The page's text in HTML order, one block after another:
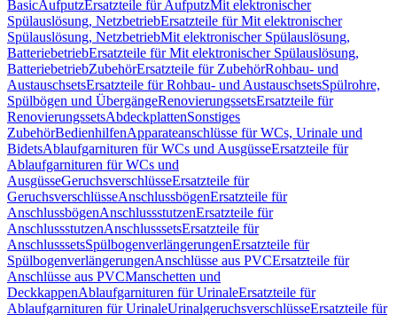
BasicAufputzErsatzteile für AufputzMit elektronischer
Spülauslösung, NetzbetriebErsatzteile für Mit elektronischer
Spülauslösung, NetzbetriebMit elektronischer Spülauslösung,
BatteriebetriebErsatzteile für Mit elektronischer Spülauslösung,
BatteriebetriebZubehörErsatzteile für ZubehörRohbau- und
AustauschsetsErsatzteile für Rohbau- und AustauschsetsSpülrohre,
Spülbögen und ÜbergängeRenovierungssetsErsatzteile für
RenovierungssetsAbdeckplattenSonstiges
ZubehörBedienhilfenApparateanschlüsse für WCs, Urinale und
BidetsAblaufgarnituren für WCs und AusgüsseErsatzteile für
Ablaufgarnituren für WCs und
AusgüsseGeruchsverschlüsseErsatzteile für
GeruchsverschlüsseAnschlussbögenErsatzteile für
AnschlussbögenAnschlussstutzenErsatzteile für
AnschlussstutzenAnschlusssetsErsatzteile für
AnschlusssetsSpülbogenverlängerungenErsatzteile für
SpülbogenverlängerungenAnschlüsse aus PVCErsatzteile für
Anschlüsse aus PVCManschetten und
DeckkappenAblaufgarnituren für UrinaleErsatzteile für
Ablaufgarnituren für UrinaleUrinalgeruchsverschlüsseErsatzteile für